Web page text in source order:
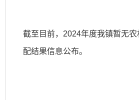
截至目前，2024年度我镇暂无
配结果信息公布。